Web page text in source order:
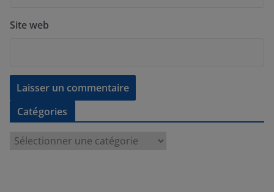
Site web
Catégories